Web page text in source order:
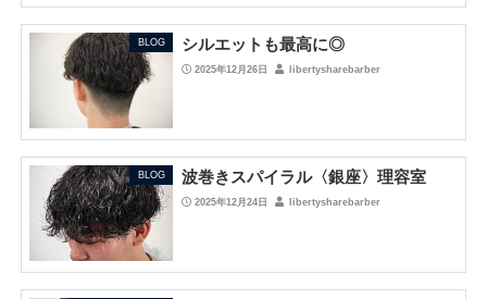
BLOG シルエットも最高に◎
2025年12月26日 libertysharebarber
BLOG 波巻きスパイラル〈銀座〉理容室
2025年12月24日 libertysharebarber